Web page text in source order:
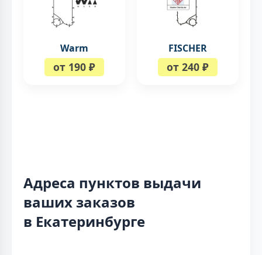
Warm
от 190 ₽
FISCHER
от 240 ₽
Адреса пунктов выдачи
ваших заказов
в Екатеринбурге